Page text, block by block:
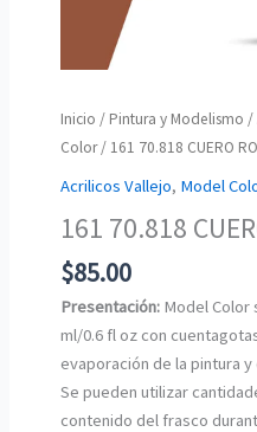
Inicio / Pintura y Modelismo /
Color/ 161 70.818 CUERO
Acrilicos Vallejo, Model
161 70.818
$85.00
Presentación: Model Color
ml/0.6 fl oz con
evaporación de la pintura
Se pueden utilizar
contenido del frasco